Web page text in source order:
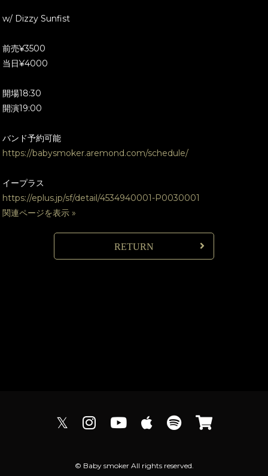
w/ Dizzy Sunfist
前売¥3500
当日¥4000
開場18:30
開演19:00
バンド予約可能
https://babysmoker.aremond.com/schedule/
イープラス
https://eplus.jp/sf/detail/4534940001-P0030001
関連ページを表示 »
RETURN
𝕏
© Baby smoker All rights reserved.